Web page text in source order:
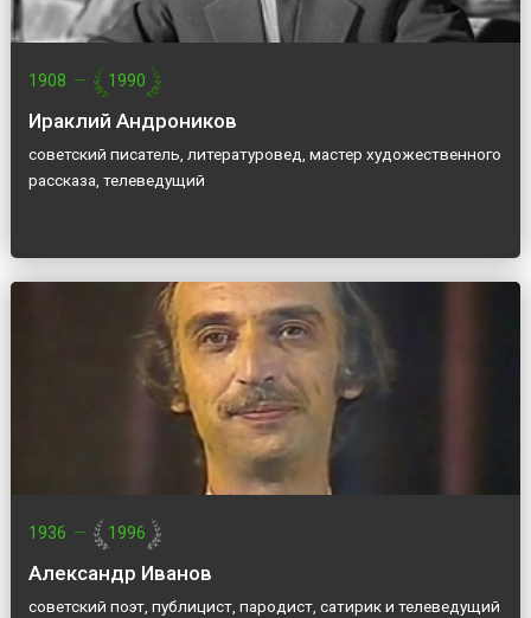
1908 — 1990
Ираклий Андроников
советский писатель, литературовед, мастер художественного
рассказа, телеведущий
1936 — 1996
Александр Иванов
советский поэт, публицист, пародист, сатирик и телеведущий